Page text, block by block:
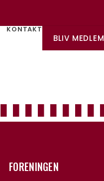
KONTAKT
BLIV MEDLEM
FORENINGEN